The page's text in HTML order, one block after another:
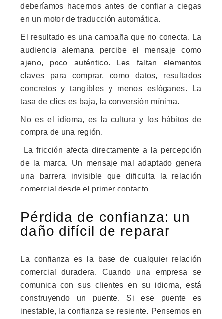
deberíamos hacernos antes de confiar a ciegas
en un motor de traducción automática.
El resultado es una campaña que no conecta. La
audiencia alemana percibe el mensaje como
ajeno, poco auténtico. Les faltan elementos
claves para comprar, como datos, resultados
concretos y tangibles y menos eslóganes. La
tasa de clics es baja, la conversión mínima.
No es el idioma, es la cultura y los hábitos de
compra de una región.
La fricción afecta directamente a la percepción
de la marca. Un mensaje mal adaptado genera
una barrera invisible que dificulta la relación
comercial desde el primer contacto.
Pérdida de confianza: un
daño difícil de reparar
La confianza es la base de cualquier relación
comercial duradera. Cuando una empresa se
comunica con sus clientes en su idioma, está
construyendo un puente. Si ese puente es
inestable, la confianza se resiente. Pensemos en